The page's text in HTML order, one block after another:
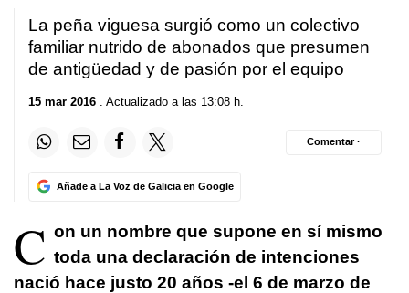
La peña viguesa surgió como un colectivo
familiar nutrido de abonados que presumen
de antigüedad y de pasión por el equipo
15 mar 2016 . Actualizado a las 13:08 h.
Añade a La Voz de Galicia en Google
Comentar ·
C on un nombre que supone en sí mismo
toda una declaración de intenciones
nació hace justo 20 años -el 6 de marzo de